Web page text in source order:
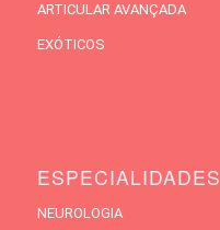
ARTICULAR AVANÇADA
EXÓTICOS
ESPECIALIDADES
NEUROLOGIA